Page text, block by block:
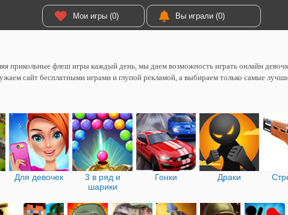
Мои игры (0) Вы играли (0)
прикольные флеш игры каждый день, мы даем возможность играть онлайн
сайт бесплатными играми и глупой рекламой, а выбираем только самые
Для девочек
3 в ряд и
шарики
Гонки Драки